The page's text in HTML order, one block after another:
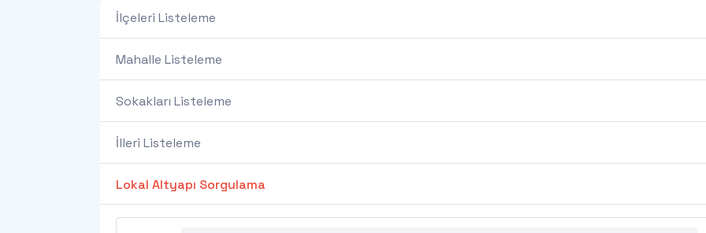
İlçeleri Listeleme
Mahalle Listeleme
Sokakları Listeleme
İlleri Listeleme
Lokal Altyapı Sorgulama